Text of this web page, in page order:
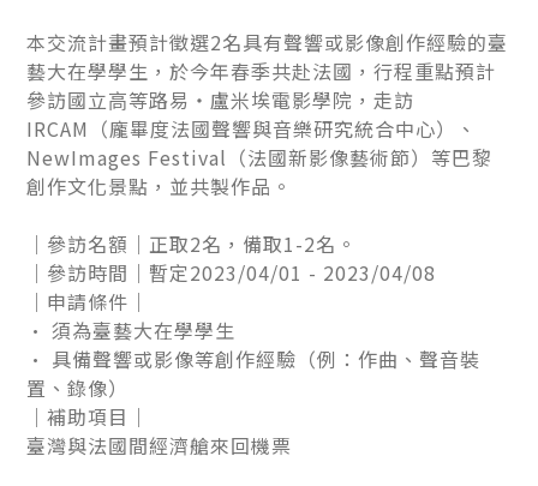
本交流計畫預計徵選2名具有聲響或影像創作經驗的臺
藝大在學學生，於今年春季共赴法國，⾏程重點預計
參訪國立⾼等路易・盧米埃電影學院，走訪
IRCAM（龐畢度法國聲響與⾳樂研究統合中⼼）、
NewImages Festival（法國新影像藝術節）等巴黎
創作⽂化景點，並共製作品。
｜參訪名額｜正取2名，備取1-2名。
｜參訪時間｜暫定2023/04/01 - 2023/04/08
｜申請條件｜
• 須為臺藝⼤在學學⽣
• 具備聲響或影像等創作經驗（例：作曲、聲⾳裝
置、錄像）
｜補助項目｜
臺灣與法國間經濟艙來回機票